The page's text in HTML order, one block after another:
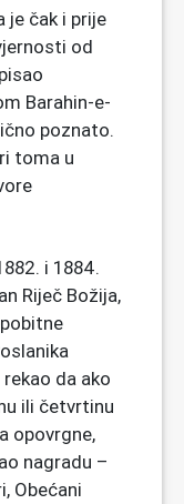
je čak i prije
od
Barahin-e-
poznato.
toma u
i 1884.
Riječ Božija,
da ako
ili četvrtinu
opovrgne,
nagradu –
Obećani